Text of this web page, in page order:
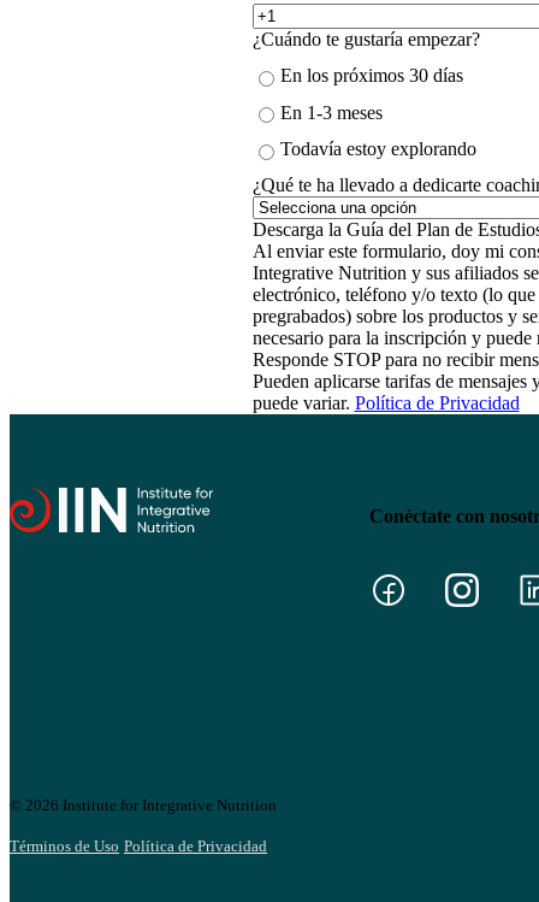
¿Cuándo te gustaría empezar?
En los próximos 30 días
En 1-3 meses
Todavía estoy explorando
¿Qué te ha llevado a dedicarte
Al enviar este formulario, doy mi
Integrative Nutrition y sus afiliados
electrónico, teléfono y/o texto (lo
pregrabados) sobre los productos y
necesario para la inscripción y
Responde STOP para no recibir
Pueden aplicarse tarifas de
puede variar. Política de Privacidad
Conéctate con
© 2026 Institute for Integrative Nutrition
Términos de Uso Política de Privacidad